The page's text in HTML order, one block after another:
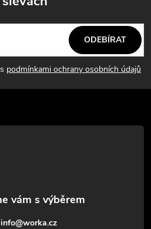
podmínkami ochrany osobních údajů
ODEBÍRAT
info@worka.cz